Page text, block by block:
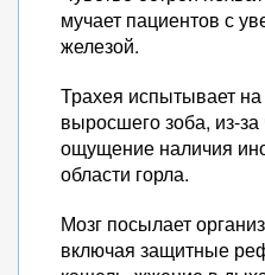
мучает пациентов с
железой.
Трахея испытывает
выросшего зоба, из-
ощущение наличия
области горла.
Мозг посылает
включая защитные